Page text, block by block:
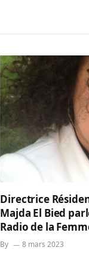
Directrice
Majda El Bied
Radio de la
By 8 mars 2023